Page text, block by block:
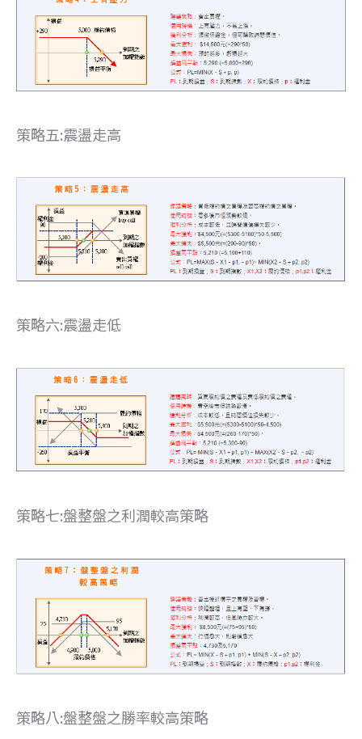
策略五:震盪走高
策略六:震盪走低
策略七:盤整盤之利潤較高策略
策略八:盤整盤之勝率較高策略